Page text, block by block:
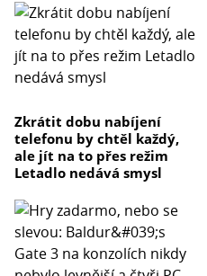
Zkrátit dobu nabíjení
telefonu by chtěl každý,
ale jít na to přes režim
Letadlo nedává smysl